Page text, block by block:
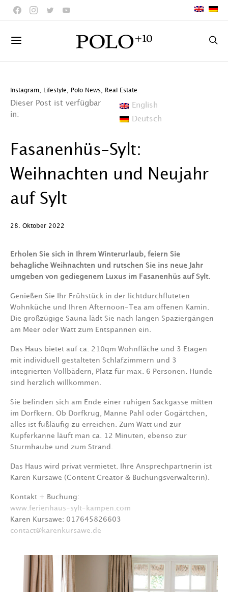
Instagram Lifestyle Polo News Real Estate
Dieser Post ist verfügbar
in:
English
Deutsch
Fasanenhüs-Sylt:
Weihnachten und Neujahr
auf Sylt
28. Oktober 2022
Erholen Sie sich in Ihrem Winterurlaub, feiern Sie
behagliche Weihnachten und rutschen Sie ins neue Jahr
umgeben von gediegenem Luxus im Fasanenhüs auf Sylt.
Genießen Sie Ihr Frühstück in der lichtdurchfluteten
Wohnküche und Ihren Afternoon-Tea am offenen Kamin.
Die großzügige Sauna lädt Sie nach langen Spaziergängen
am Meer oder Watt zum Entspannen ein.
Das Haus bietet auf ca. 210qm Wohnfläche und 3 Etagen
mit individuell gestalteten Schlafzimmern und 3
integrierten Vollbädern, Platz für max. 6 Personen. Hunde
sind herzlich willkommen.
Sie befinden sich am Ende einer ruhigen Sackgasse mitten
im Dorfkern. Ob Dorfkrug, Manne Pahl oder Gogärtchen,
alles ist fußläufig zu erreichen. Zum Watt und zur
Kupferkanne läuft man ca. 12 Minuten, ebenso zur
Sturmhaube und zum Strand.
Das Haus wird privat vermietet. Ihre Ansprechpartnerin ist
Karen Kursawe (Content Creator & Buchungsverwalterin).
Kontakt + Buchung:
www.ferienhaus-sylt-kampen.com
Karen Kursawe: 017645826603
contact@karenkursawe.de